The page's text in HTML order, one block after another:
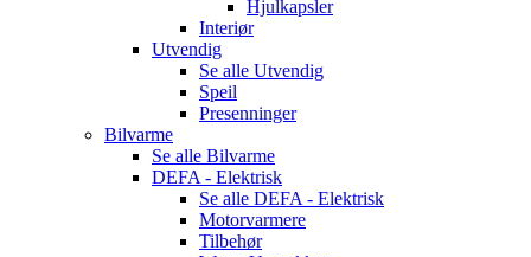
Hjulkapsler
Interiør
Utvendig
Se alle Utvendig
Speil
Presenninger
Bilvarme
Se alle Bilvarme
DEFA - Elektrisk
Se alle DEFA - Elektrisk
Motorvarmere
Tilbehør